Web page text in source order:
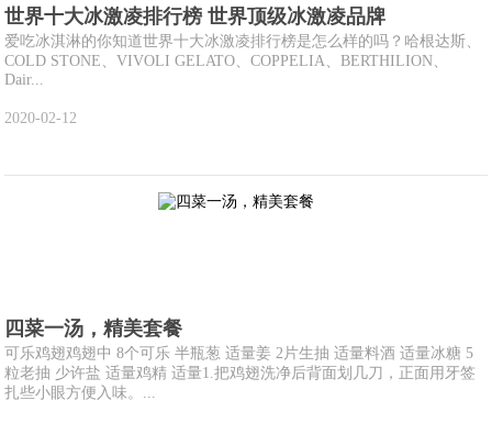
世界十大冰激凌排行榜 世界顶级冰激凌品牌
爱吃冰淇淋的你知道世界十大冰激凌排行榜是怎么样的吗？哈根达斯、
COLD STONE、VIVOLI GELATO、COPPELIA、BERTHILION、
Dair...
2020-02-12
四菜一汤，精美套餐
可乐鸡翅鸡翅中 8个可乐 半瓶葱 适量姜 2片生抽 适量料酒 适量冰糖 5
粒老抽 少许盐 适量鸡精 适量1.把鸡翅洗净后背面划几刀，正面用牙签
扎些小眼方便入味。...